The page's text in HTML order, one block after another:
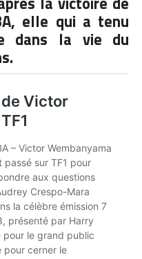
elle qui a tenu
dans la vie du